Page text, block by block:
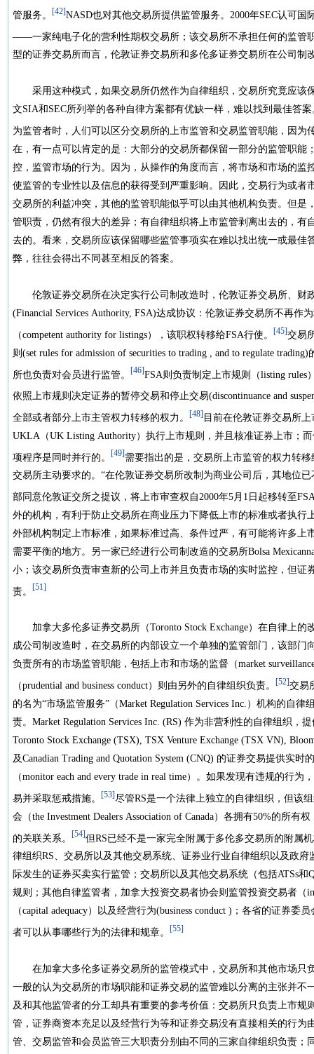
管服务。 [42]NASD也对其他交易所提供监管服务。2000年SEC认可国
——一家纯电子化的营利性期权交易所；该交易所不承担任何的监管
型的证券交易所而言，伦敦证券交易所和多伦多证券交易所在公司
采用这种模式，如果交易所仍然作为自律组织，交易所究竟应该
文SIA和SEC所列举的各种自律方案都有优缺一样，难以找到最佳答
为监管者时，人们可以区分交易所的上市监管和交易监管职能，因为
在，有一点可以肯定的是：大部分的交易所都保留一部分的监管职能
控，监管市场的行为。因为，从操作的角度而言，将市场和市场的监
使监管的专业性以及信息的获得受到严重影响。因此，交易行为或者
交易所的利益冲突，其他的监管职能似乎可以由其他机构负责。但是
管职责，仍然有很大的差异；有自律组织将上市监管剥离出去的，有
去的。看来，交易所应该保留哪些监管事项实在难以找出统一或最佳
弊，往往会得出不同甚至相反的答案。
伦敦证券交易所在决定实行公司制改造时，伦敦证券交易所、财
(Financial Services Authority, FSA)达成协议：伦敦证券交易所不再作
（competent authority for listings），该职权转移给FSA行使。 [45]交易
则(set rules for admission of securities to trading , and to regulate
所也负责对会员进行监管。 [46] FSA则负责制定上市规则（listing
依照上市规则决定证券的暂停交易和停止交易(discontinuance and
全部或者部分上市主管权力转移的权力。 [48] 目前在伦敦证券交易所
UKLA（UK Listing Authority）执行上市规则，并且核准证券上市；
项程序是同时并行的。 [49] 需要指出的是，交易所上市监管的权力转
交易所主动要求的。“在伦敦证券交易所改制为商业公司后，其地位
部同意伦敦证交所之提议，将上市审查权自2000年5月1日起移转至
外的机构，有利于防止交易所在商业压力下降低上市的标准或者执行
外部机构制定上市标准，如果标准过高、条件过严，有可能将许多上
需要平衡的地方。另一家已经进行公司制改造的交易所Bolsa
小；该交易所负责审查新的公司上市并且负责市场的实时监控，但证
责。 [51]
加拿大多伦多证券交易所（Toronto Stock Exchange）在自律上的
成公司制改造时，在交易所的内部设立一个单独的监管部门，该部门
负责所有的市场监管职能，包括上市和市场的监督（market
（prudential and business conduct）则由另外的自律组织负责。 [52] 交易
的名为“市场监管服务”（Market Regulation Services Inc.）机构的自
责。Market Regulation Services Inc. (RS) 作为非营利性的自律组织，
Toronto Stock Exchange (TSX), TSX Venture Exchange (TSX VN),
及Canadian Trading and Quotation System (CNQ) 的证券交易提供实时
（monitor each and every trade in real time）。如果发现有违规的行
易并采取惩戒措施。 [53] 尽管RS是一个法律上独立的自律组织，但该
会（the Investment Dealers Association of Canada）各拥有50%的所
的关联关系。 [54] 但RS已经不是一家完全附属于多伦多交易所的附属
律组织RS、交易所以及其他交易系统、证券业行业自律组织以及政
际发生的证券买卖实行监管；交易所以及其他交易系统（包括ATSs
规则；其他自律监管者，加拿大投资交易者协会则监管投资交易者（
（capital adequacy）以及经营行为(business conduct )；各省的证券
者可以从事哪些行为的法律和规章。 [55]
在加拿大多伦多证券交易所的监管模式中，交易所和其他市场只
一般的认为交易所的市场职能和证券交易的监管难以分离的主张并不
及和其他监管者的分工却具有重要的参考价值：交易所只负责上市规
管，证券商资本充足以及经营行为等和证券交易没有直接相关的行为
管、交易监管和会员监管三大职责分别由不同的三家自律组织负责；